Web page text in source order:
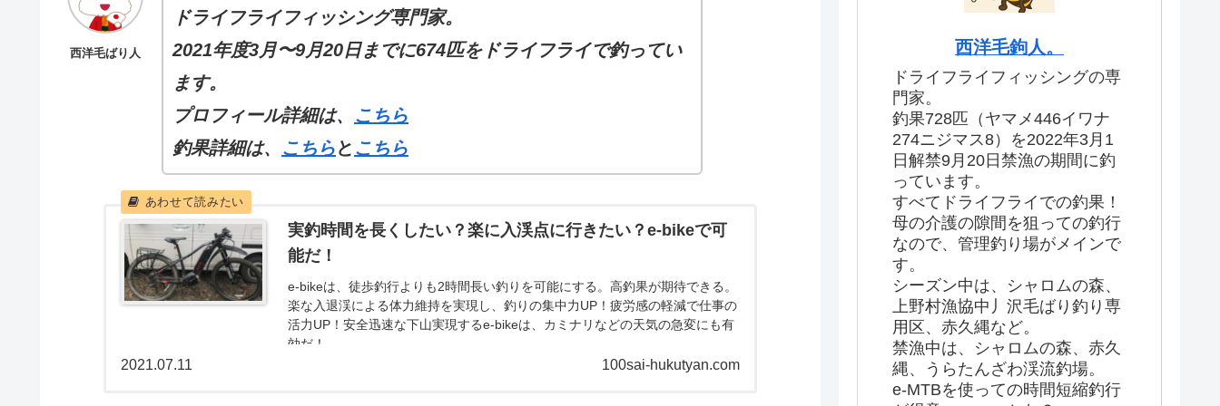
西洋毛ばり人
ドライフライフィッシング専門家。
2021年度3月〜9月20日までに674匹をドライフライで釣ってい
ます。
プロフィール詳細は、 こちら
釣果詳細は、 こちらと こちら
実釣時間を長くしたい？楽に入渓点に行きたい？e-bikeで可
能だ！
e-bikeは、徒歩釣行よりも2時間長い釣りを可能にする。高釣果が期待できる。
楽な入退渓による体力維持を実現し、釣りの集中力UP！疲労感の軽減で仕事の
活力UP！安全迅速な下山実現するe-bikeは、カミナリなどの天気の急変にも有
効だ！
100sai-hukutyan.com
2021.07.11
西洋毛鉤人。
ドライフライフィッシングの専
門家。
釣果728匹（ヤマメ446イワナ
274ニジマス8）を2022年3月1
日解禁9月20日禁漁の期間に釣
っています。
すべてドライフライでの釣果！
母の介護の隙間を狙っての釣行
なので、管理釣り場がメインで
す。
シーズン中は、シャロムの森、
上野村漁協中丿沢毛ばり釣り専
用区、赤久縄など。
禁漁中は、シャロムの森、赤久
縄、うらたんざわ渓流釣場。
e-MTBを使っての時間短縮釣行